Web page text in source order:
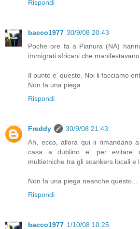
Rispondi
bacco1977 30/9/08 20:43
Poche ore fa a Pianura (NA)
immigrati sfricani che manifestavano.
Il punto e' questo. Noi li facciamo
Non fa una piega
Rispondi
Freddy
30/9/08 21:43
Ah, ecco, allora qui li rimandano
casa a dublino e' per evitare
multietniche tra gli scankers locali e
Non fa una piega neanche questo...
Rispondi
bacco1977 1/10/08 10:25